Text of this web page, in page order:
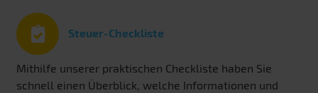
Steuer-Checkliste
Mithilfe unserer praktischen Checkliste haben Sie
schnell einen Überblick, welche Informationen und